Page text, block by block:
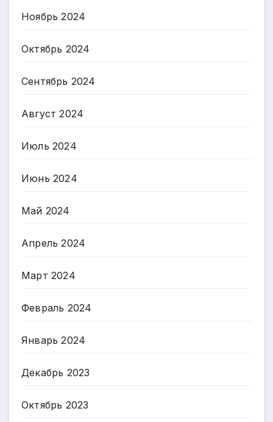
Ноябрь 2024
Октябрь 2024
Сентябрь 2024
Август 2024
Июль 2024
Июнь 2024
Май 2024
Апрель 2024
Март 2024
Февраль 2024
Январь 2024
Декабрь 2023
Октябрь 2023